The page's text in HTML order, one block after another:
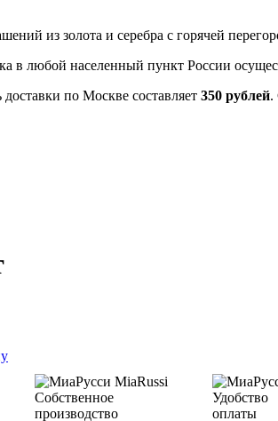
из золота и серебра с горячей
в любой населенный пункт России
по Москве составляет 350 рублей.
Собственное
производство
Удобство
оплаты